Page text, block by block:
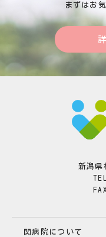
まずはお
新潟県
関病院について